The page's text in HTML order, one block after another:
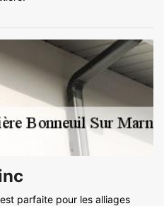
parfaite pour les alliages